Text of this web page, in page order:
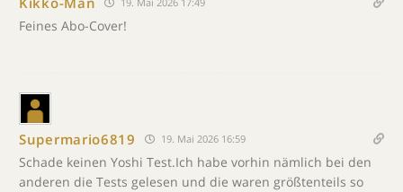
Feines Abo-Cover!
Supermario6819 19. Mai 2026 16:59
Schade keinen Yoshi Test.Ich habe vorhin nämlich bei den
anderen die Tests gelesen und die waren größtenteils so